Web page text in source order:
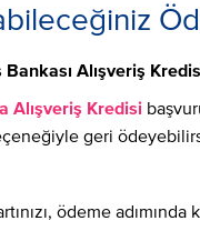
Alışveriş
Alışveriş Kredisi
geri
ödeme